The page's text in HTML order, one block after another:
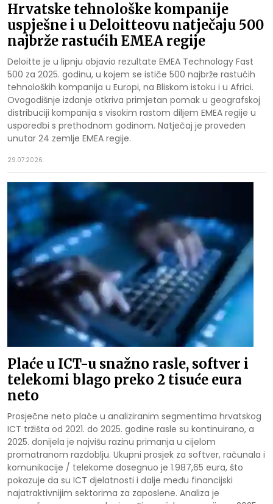
Hrvatske tehnološke kompanije
uspješne i u Deloitteovu natječaju 500
najbrže rastućih EMEA regije
Deloitte je u lipnju objavio rezultate EMEA Technology Fast
500 za 2025. godinu, u kojem se ističe 500 najbrže rastućih
tehnoloških kompanija u Europi, na Bliskom istoku i u Africi.
Ovogodišnje izdanje otkriva primjetan pomak u geografskoj
distribuciji kompanija s visokim rastom diljem EMEA regije u
usporedbi s prethodnom godinom. Natječaj je proveden
unutar 24 zemlje EMEA regije.
29.07.2026.
Plaće u ICT-u snažno rasle, softver i
telekomi blago preko 2 tisuće eura
neto
Prosječne neto plaće u analiziranim segmentima hrvatskog
ICT tržišta od 2021. do 2025. godine rasle su kontinuirano, a
2025. donijela je najvišu razinu primanja u cijelom
promatranom razdoblju. Ukupni prosjek za softver, računala i
komunikacije / telekome dosegnuo je 1.987,65 eura, što
pokazuje da su ICT djelatnosti i dalje među financijski
najatraktivnijim sektorima za zaposlene. Analiza je